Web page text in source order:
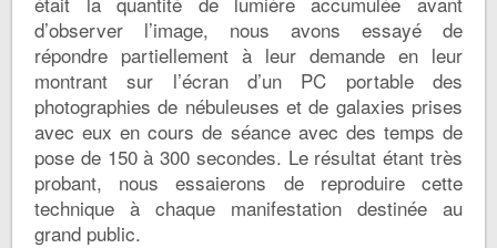
d’observer l’image, nous avons essayé de
répondre partiellement à leur demande en leur
montrant sur l’écran d’un PC portable des
photographies de nébuleuses et de galaxies prises
avec eux en cours de séance avec des temps de
pose de 150 à 300 secondes. Le résultat étant très
probant, nous essaierons de reproduire cette
technique à chaque manifestation destinée au
grand public.